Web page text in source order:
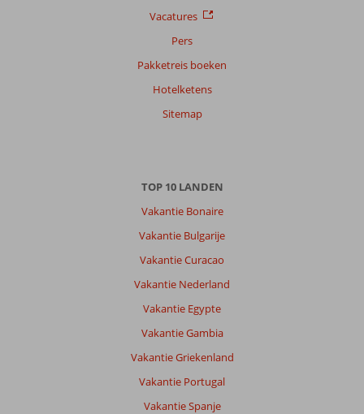
Vacatures
Pers
Pakketreis boeken
Hotelketens
Sitemap
TOP 10 LANDEN
Vakantie Bonaire
Vakantie Bulgarije
Vakantie Curacao
Vakantie Nederland
Vakantie Egypte
Vakantie Gambia
Vakantie Griekenland
Vakantie Portugal
Vakantie Spanje